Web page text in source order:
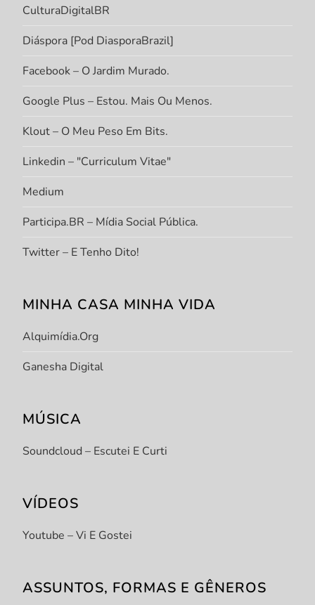
CulturaDigitalBR
Diáspora [Pod DiasporaBrazil]
Facebook – O Jardim Murado.
Google Plus – Estou. Mais Ou Menos.
Klout – O Meu Peso Em Bits.
Linkedin – "Curriculum Vitae"
Medium
Participa.BR – Mídia Social Pública.
Twitter – E Tenho Dito!
MINHA CASA MINHA VIDA
Alquimídia.org
Ganesha Digital
MÚSICA
Soundcloud – Escutei E Curti
VÍDEOS
Youtube – Vi E Gostei
ASSUNTOS, FORMAS E GÊNEROS